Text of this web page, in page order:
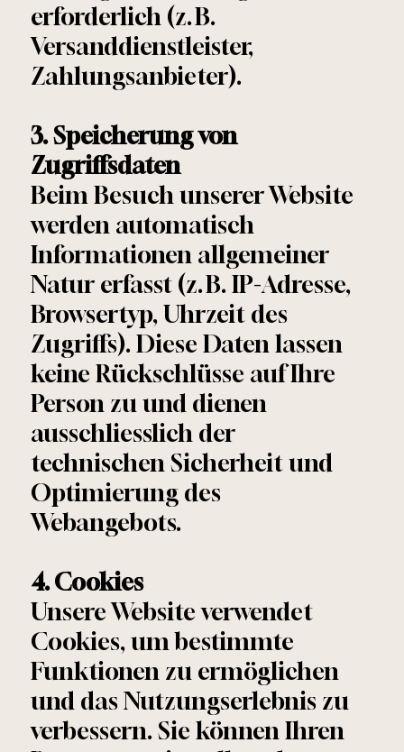
erforderlich (z. B.
Versanddienstleister,
Zahlungsanbieter).
3. Speicherung von
Zugriffsdaten
Beim Besuch unserer Website
werden automatisch
Informationen allgemeiner
Natur erfasst (z. B. IP-Adresse,
Browsertyp, Uhrzeit des
Zugriffs). Diese Daten lassen
keine Rückschlüsse auf Ihre
Person zu und dienen
ausschliesslich der
technischen Sicherheit und
Optimierung des
Webangebots.
4. Cookies
Unsere Website verwendet
Cookies, um bestimmte
Funktionen zu ermöglichen
und das Nutzungserlebnis zu
verbessern. Sie können Ihren